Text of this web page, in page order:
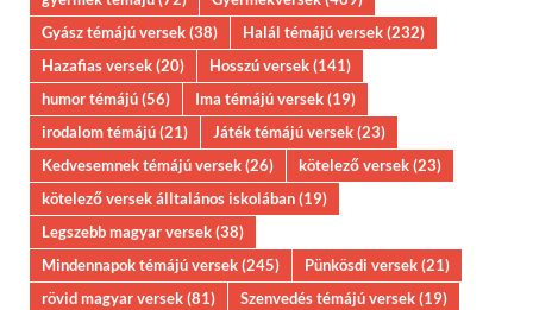
Gyász témájú versek(38) Halál témájú versek(232)
Hazafias versek(20) Hosszú versek(141)
humor témájú(56) Ima témájú versek(19)
irodalom témájú(21) Játék témájú versek(23)
Kedvesemnek témájú versek(26) kötelező versek(23)
kötelező versek álltalános iskolában(19)
Legszebb magyar versek(38)
Mindennapok témájú versek(245) Pünkösdi versek(21)
rövid magyar versek(81) Szenvedés témájú versek(19)